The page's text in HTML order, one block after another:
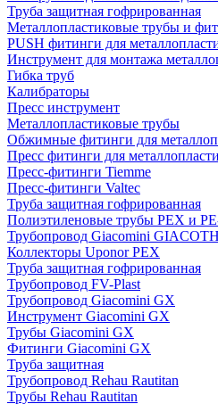
Труба защитная гофрированная
Металлопластиковые трубы и
PUSH фитинги для
Инструмент для монтажа
Гибка труб
Калибраторы
Пресс инструмент
Металлопластиковые трубы
Обжимные фитинги для
Пресс фитинги для
Пресс-фитинги Tiemme
Пресс-фитинги Valtec
Труба защитная гофрированная
Полиэтиленовые трубы PEX и
Трубопровод Giacomini
Коллекторы Uponor PEX
Труба защитная гофрированная
Трубопровод FV-Plast
Трубопровод Giacomini GX
Инструмент Giacomini GX
Трубы Giacomini GX
Фитинги Giacomini GX
Труба защитная
Трубопровод Rehau Rautitan
Трубы Rehau Rautitan